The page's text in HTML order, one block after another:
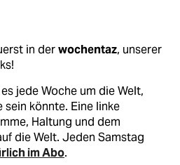
in derwochentaz, unserer
jede Woche um die Welt,
sein könnte. Eine linke
Haltung und dem
die Welt. Jeden Samstag
im Abo.